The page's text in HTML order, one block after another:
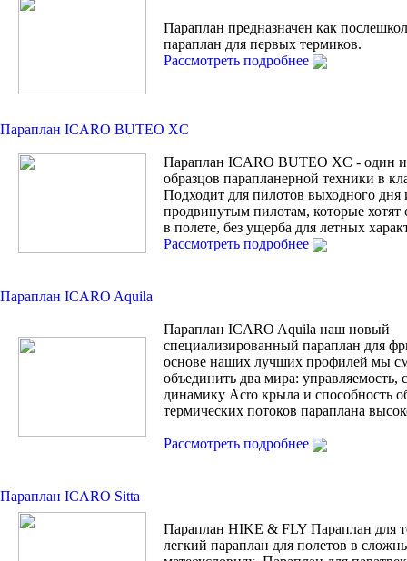
Параплан предназначен как
параплан для первых термиков.
Рассмотреть подробнее
Параплан ICARO BUTEO XC
Параплан ICARO BUTEO XC - один
образцов парапланерной техники в
Подходит для пилотов выходного дня
продвинутым пилотам, которые хотят
в полете, без ущерба для летных
Рассмотреть подробнее
Параплан ICARO Aquila
Параплан ICARO Aquila наш новый
специализированный параплан для
основе наших лучших профилей мы
объединить два мира: управляемость,
динамику Acro крыла и способность
термических потоков параплана
Рассмотреть подробнее
Параплан ICARO Sitta
Параплан HIKE & FLY Параплан для
легкий параплан для полетов в